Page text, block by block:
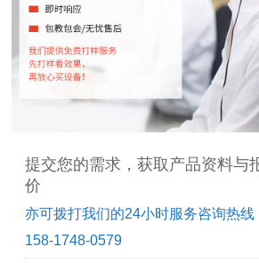
提交您的需求，获取产品资料与
价
亦可拨打我们的24小时服务咨询热线
158-1748-0579